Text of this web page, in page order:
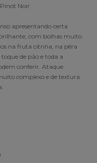
Noir
apresentando certa
com bolhas muito
na fruta citrina, na pêra
de pão e toda a
conferir. Ataque
complexo e de textura